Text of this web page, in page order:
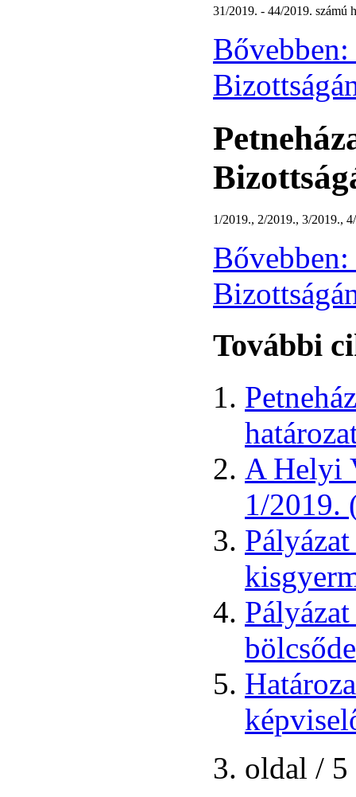
31/2019. - 44/2019. számú
1/2019., 2/2019., 3/2019.,
További
A Helyi
1/2019.
3. oldal / 5